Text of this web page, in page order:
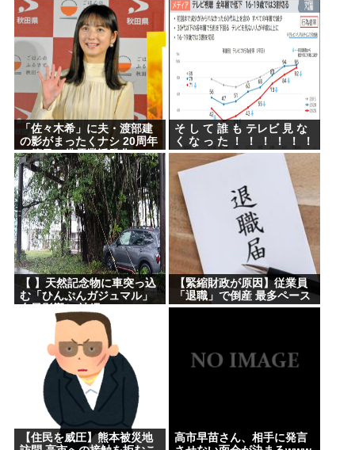
く？】孤独死のリスクも…
専門家 「8日以上見つから
ないのも圧倒的に男性」
呼吸もできない重篤状態
に…「意識はある」
「佐々木希」に夫・渡部建
の影がまったくナシ 20周年
の節目に俳優業活発化への
舞台裏
そ し て 誰 も テレビ 見 な
く な っ た ！ ！ ！ ！ ！ ！
【 】天然記念物に車突っ込
む「ひんぷんガジュマル」
台風影響か 沖縄
【緊縮財政が原因】従業員
「退職」で倒産 最多ペース
【住民を威圧】熊本被災地
高市早苗さん、相手に発言